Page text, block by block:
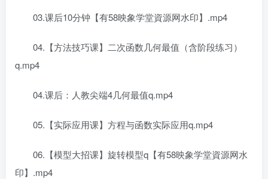
03.课后10分钟【有58映象学堂資源网水印】.mp4
04.【方法技巧课】二次函数几何最值（含阶段练习）
q.mp4
04.课后：人教尖端4几何最值q.mp4
05.【实际应用课】方程与函数实际应用q.mp4
06.【模型大招课】旋转模型q【有58映象学堂資源网水
印】.mp4